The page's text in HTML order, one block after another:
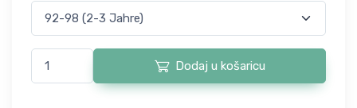
Dodaj u košaricu